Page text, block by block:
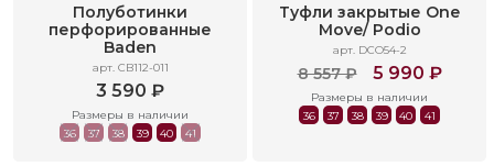
Полуботинки
перфорированные
Baden
арт. CB112-011
3 590 ₽
Размеры в наличии
36
37 38 39 40 41
Туфли закрытые One
Move/ Podio
арт. DCO54-2
8 557 ₽ 5 990 ₽
Размеры в наличии
36
37 38 39 40 41